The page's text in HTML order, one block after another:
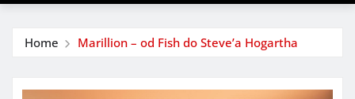
Home Marillion – od Fish do Steve’a Hogartha